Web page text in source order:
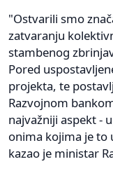
"Ostvarili smo
zatvaranju
stambenog
Pored
projekta, te
Razvojnom
najvažniji aspekt -
onima kojima je
kazao je ministar